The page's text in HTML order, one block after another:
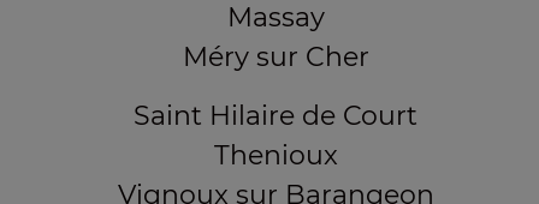
Massay
Méry sur Cher
Saint Hilaire de Court
Thenioux
Vignoux sur Barangeon